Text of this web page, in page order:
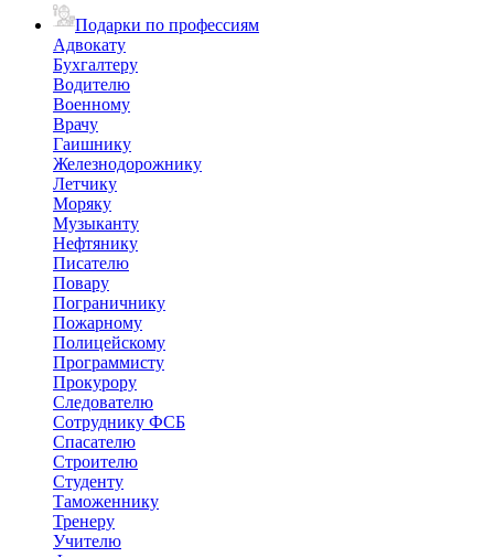
Подарки по профессиям
Адвокату
Бухгалтеру
Водителю
Военному
Врачу
Гаишнику
Железнодорожнику
Летчику
Моряку
Музыканту
Нефтянику
Писателю
Повару
Пограничнику
Пожарному
Полицейскому
Программисту
Прокурору
Следователю
Сотруднику ФСБ
Спасателю
Строителю
Студенту
Таможеннику
Тренеру
Учителю